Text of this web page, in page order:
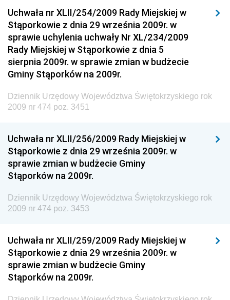
Środowiska
Dziennik Urzędowy Ministerstwa Administracji,
Gospodarki Terenowej i Ochrony Środowiska
Dziennik Urzędowy Ministerstwa Administracji i
Gospodarki Przestrzennej
Dziennik Urzędowy Unii Europejskiej, L
Dziennik Urzędowy Ministerstwa Komunikacji
Chemicznego i Lekkiego
Dziennik Urzędowy Ministerstwa Rolnictwa i
Gospodarki Żywnościowej
Społecznej
Dziennik Urzędowy Ministra Cyfryzacji
Dziennik Urzędowy Ministra Infrastruktury i
Budownictwa
Dziennik Urzędowy Ministra Gospodarki Morskiej i
Uchwała nr XLII/254/2009 Rady Miejskiej w
Stąporkowie z dnia 29 września 2009r. w
sprawie uchylenia uchwały Nr XL/234/2009
Rady Miejskiej w Stąporkowie z dnia 5
sierpnia 2009r. w sprawie zmian w budżecie
Gminy Stąporków na 2009r.
Dziennik Urzędowy Województwa Świętokrzyskiego rok
2009 nr 474 poz. 3451
Uchwała nr XLII/256/2009 Rady Miejskiej w
Stąporkowie z dnia 29 września 2009r. w
sprawie zmian w budżecie Gminy
Stąporków na 2009r.
Dziennik Urzędowy Województwa Świętokrzyskiego rok
2009 nr 474 poz. 3453
Uchwała nr XLII/259/2009 Rady Miejskiej w
Stąporkowie z dnia 29 września 2009r. w
sprawie zmian w budżecie Gminy
Stąporków na 2009r.